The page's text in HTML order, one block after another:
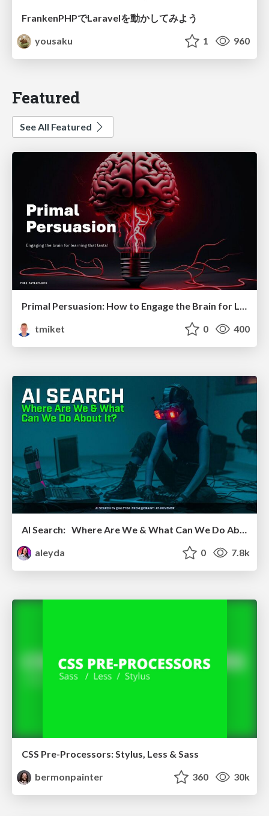
FrankenPHPでLaravelを動かしてみよう
yousaku
1 960
Featured
See All Featured
Primal Persuasion: How to Engage the Brain for Learning That Lasts
tmiket
0 400
AI Search: Where Are We & What Can We Do About It?
aleyda
0 7.8k
CSS Pre-Processors: Stylus, Less & Sass
bermonpainter
360 30k